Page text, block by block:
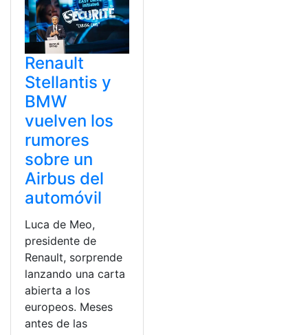
Renault
Stellantis y
BMW
vuelven los
rumores
sobre un
Airbus del
automóvil
Luca de Meo,
presidente de
Renault, sorprende
lanzando una carta
abierta a los
europeos. Meses
antes de las